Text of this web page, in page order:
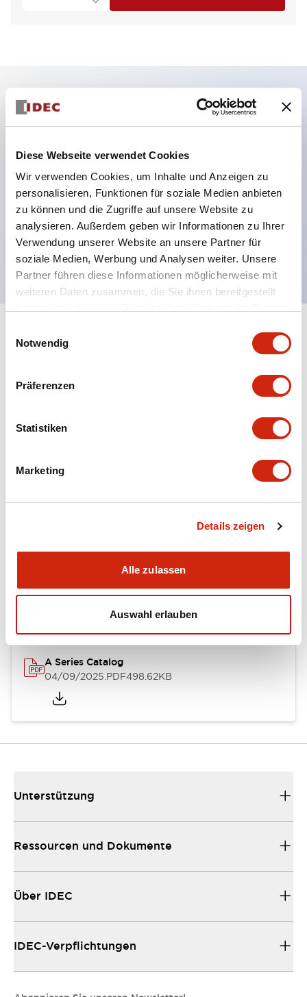
Diese Webseite verwendet Cookies
Wir verwenden Cookies, um Inhalte und Anzeigen zu
personalisieren, Funktionen für soziale Medien anbieten
zu können und die Zugriffe auf unsere Website zu
analysieren. Außerdem geben wir Informationen zu Ihrer
Verwendung unserer Website an unsere Partner für
soziale Medien, Werbung und Analysen weiter. Unsere
Partner führen diese Informationen möglicherweise mit
weiteren Daten zusammen, die Sie ihnen bereitgestellt
Notwendig
Präferenzen
Statistiken
Marketing
Details zeigen
Alle zulassen
Auswahl erlauben
Hauptmerkmale
Schutzart IP40 und IP65 komplett (IEC 60529)
Verbesserte Bedienbarkeit durch
Rückwärtsterminal-System, flache Anschlussfläche
einheitlich bei allen Serien mit einem Gehäuselänge
von 22 mm.
UL- und CSA-zertifiziert
Spezifikationen Alle erweitern+
Mounting and Installation Specifications
Dokumente und Dateien
A Series Catalog
04/09/2025.PDF498.62KB
Unterstützung
Ressourcen und Dokumente
Über IDEC
IDEC-Verpflichtungen